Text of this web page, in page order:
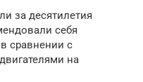
за десятилетия
себя
сравнении с
на